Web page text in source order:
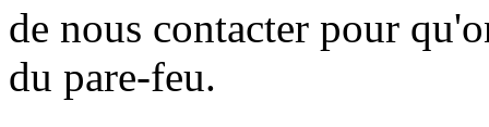
de nous contacter pour
du pare-feu.